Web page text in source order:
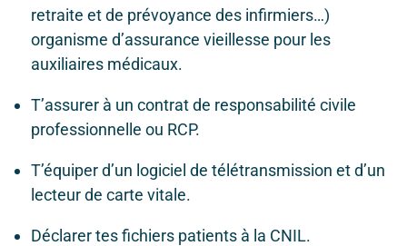
retraite et de prévoyance des infirmiers…)
organisme d’assurance vieillesse pour les
auxiliaires médicaux.
T’assurer à un contrat de responsabilité civile
professionnelle ou RCP.
T’équiper d’un logiciel de télétransmission et d’un
lecteur de carte vitale.
Déclarer tes fichiers patients à la CNIL.